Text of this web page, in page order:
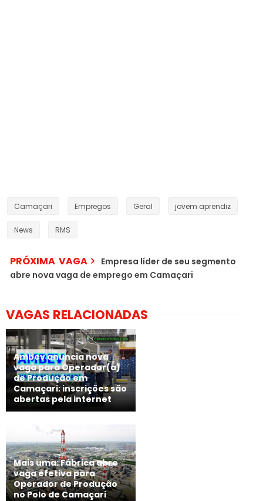
Camaçari Empregos Geral jovem aprendiz
News RMS
PRÓXIMA VAGA
Empresa líder de seu segmento
abre nova vaga de emprego em Camaçari
VAGAS RELACIONADAS
Ambev anuncia nova
vaga para Operador(a)
de Produção em
Camaçari; inscrições são
abertas pela internet
Mais uma: Fábrica abre
vaga efetiva para
Operador de Produção
no Polo de Camaçari